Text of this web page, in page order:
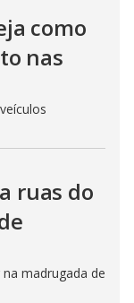
como
nas
ruas do
madrugada de